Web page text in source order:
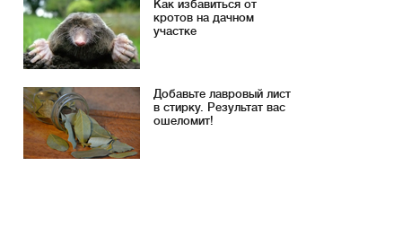
Как избавиться от
кротов на дачном
участке
Добавьте лавровый лист
в стирку. Результат вас
ошеломит!